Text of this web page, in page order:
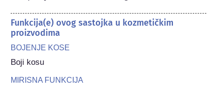
Funkcija(e) ovog sastojka u kozmetičkim
proizvodima
BOJENJE KOSE
Boji kosu
MIRISNA FUNKCIJA